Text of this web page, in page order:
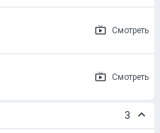
Смотреть
Смотреть
3